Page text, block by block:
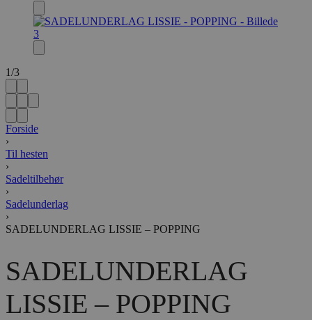
1/3
Forside
›
Til hesten
›
Sadeltilbehør
›
Sadelunderlag
›
SADELUNDERLAG LISSIE – POPPING
SADELUNDERLAG
LISSIE – POPPING